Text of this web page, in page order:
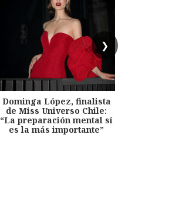
❯
Dominga López, finalista
de Miss Universo Chile:
“La preparación mental sí
es la más importante”